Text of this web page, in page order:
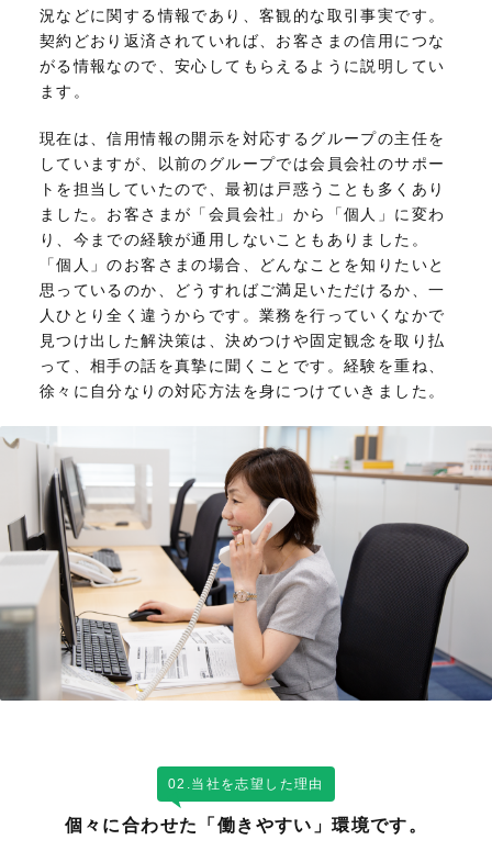
況などに関する情報であり、客観的な取引事実です。
契約どおり返済されていれば、お客さまの信用につな
がる情報なので、安心してもらえるように説明してい
ます。
現在は、信用情報の開示を対応するグループの主任を
していますが、以前のグループでは会員会社のサポー
トを担当していたので、最初は戸惑うことも多くあり
ました。お客さまが「会員会社」から「個人」に変わ
り、今までの経験が通用しないこともありました。
「個人」のお客さまの場合、どんなことを知りたいと
思っているのか、どうすればご満足いただけるか、一
人ひとり全く違うからです。業務を行っていくなかで
見つけ出した解決策は、決めつけや固定観念を取り払
って、相手の話を真摯に聞くことです。経験を重ね、
徐々に自分なりの対応方法を身につけていきました。
02.当社を志望した理由
個々に合わせた「働きやすい」環境です。